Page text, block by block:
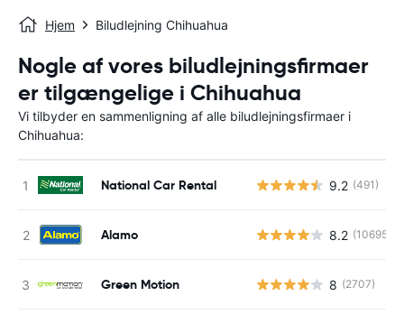
Hjem Biludlejning Chihuahua
Nogle af vores biludlejningsfirmaer
er tilgængelige i Chihuahua
Vi tilbyder en sammenligning af alle biludlejningsfirmaer i
Chihuahua:
National Car Rental 9.2 (491)
Alamo 8.2 (10695)
Green Motion 8 (2707)